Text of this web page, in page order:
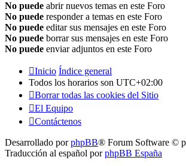
No puede abrir nuevos temas en este Foro
No puede responder a temas en este Foro
No puede editar sus mensajes en este Foro
No puede borrar sus mensajes en este Foro
No puede enviar adjuntos en este Foro
Inicio Índice general
Todos los horarios son UTC+02:00
Borrar todas las cookies del Sitio
El Equipo
Contáctenos
Desarrollado porphpBB® Forum Software ©
Traducción al español porphpBB España